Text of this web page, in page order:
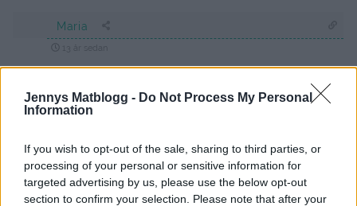
Jennys Matblogg - Do Not Process My Personal
Information
If you wish to opt-out of the sale, sharing to third parties, or
processing of your personal or sensitive information for
targeted advertising by us, please use the below opt-out
section to confirm your selection. Please note that after your
Maria
13 år sedan
tidigare… ALL jord måste bytas ut! Mycket vatten det
första året!
0 Svara
jennysmatblogg